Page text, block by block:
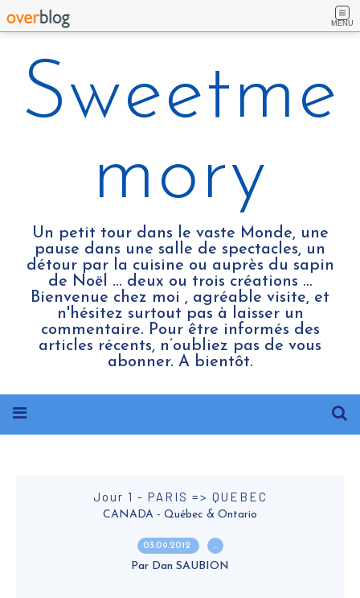
MENU
Sweetme
mory
Un petit tour dans le vaste Monde, une
pause dans une salle de spectacles, un
détour par la cuisine ou auprès du sapin
de Noël ... deux ou trois créations …
Bienvenue chez moi , agréable visite, et
n'hésitez surtout pas à laisser un
commentaire. Pour être informés des
articles récents, n’oubliez pas de vous
abonner. A bientôt.
Jour 1 - PARIS => QUEBEC
CANADA - Québec & Ontario
03.09.2012 …
Par Dan SAUBION